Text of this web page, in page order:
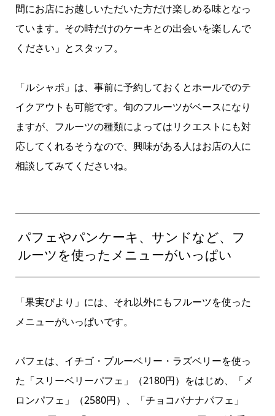
間にお店にお越しいただいた方だけ楽しめる味となっ
ています。その時だけのケーキとの出会いを楽しんで
ください」とスタッフ。
「ルシャポ」は、事前に予約しておくとホールでのテ
イクアウトも可能です。旬のフルーツがベースになり
ますが、フルーツの種類によってはリクエストにも対
応してくれるそうなので、興味がある人はお店の人に
相談してみてくださいね。
パフェやパンケーキ、サンドなど、フ
ルーツを使ったメニューがいっぱい
「果実びより」には、それ以外にもフルーツを使った
メニューがいっぱいです。
パフェは、イチゴ・ブルーベリー・ラズベリーを使っ
た「スリーベリーパフェ」（2180円）をはじめ、「メ
ロンパフェ」（2580円）、「チョコバナナパフェ」